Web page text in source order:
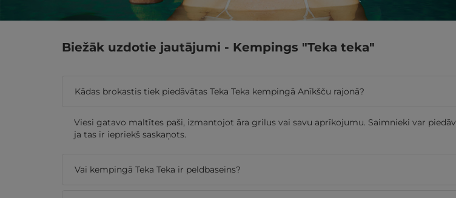
Biežāk uzdotie jautājumi - Kempings "Teka teka"
Kādas brokastis tiek piedāvātas Teka Teka kempingā Anīkšču rajonā?
Viesi gatavo maltītes paši, izmantojot āra grilus vai savu aprīkojumu. Saimnieki var
ja tas ir iepriekš saskaņots.
Vai kempingā Teka Teka ir peldbaseins?